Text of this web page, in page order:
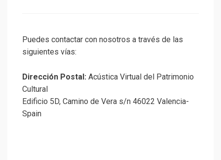
Puedes contactar con nosotros a través de las
siguientes vías:
Dirección Postal: Acústica Virtual del Patrimonio
Cultural
Edificio 5D, Camino de Vera s/n 46022 Valencia-
Spain